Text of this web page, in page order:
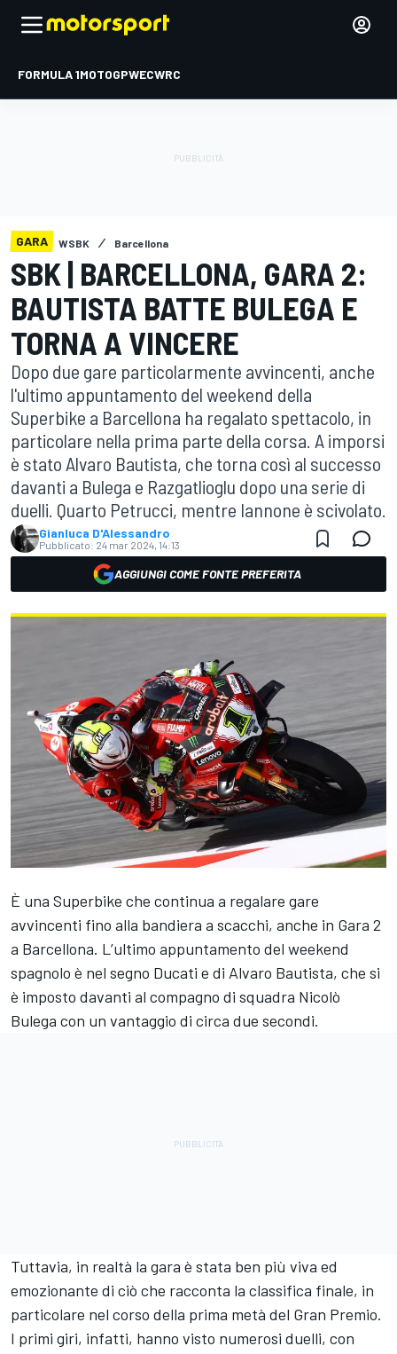
FORMULA 1MOTOGPWECWRC
GARA WSBK Barcellona
SBK | BARCELLONA, GARA 2:
BAUTISTA BATTE BULEGA E
TORNA A VINCERE
Dopo due gare particolarmente avvincenti, anche
l'ultimo appuntamento del weekend della
Superbike a Barcellona ha regalato spettacolo, in
particolare nella prima parte della corsa. A imporsi
è stato Alvaro Bautista, che torna così al successo
davanti a Bulega e Razgatlioglu dopo una serie di
duelli. Quarto Petrucci, mentre Iannone è scivolato.
Gianluca D'Alessandro
Pubblicato: 24 mar 2024, 14:13
AGGIUNGI COME FONTE PREFERITA
È una Superbike che continua a regalare gare
avvincenti fino alla bandiera a scacchi, anche in Gara 2
a Barcellona. L’ultimo appuntamento del weekend
spagnolo è nel segno Ducati e di Alvaro Bautista, che si
è imposto davanti al compagno di squadra Nicolò
Bulega con un vantaggio di circa due secondi.
Tuttavia, in realtà la gara è stata ben più viva ed
emozionante di ciò che racconta la classifica finale, in
particolare nel corso della prima metà del Gran Premio.
I primi giri, infatti, hanno visto numerosi duelli, con